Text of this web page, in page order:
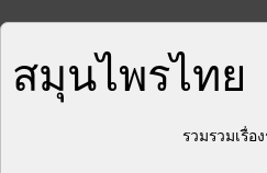
สมุนไพรไทย
รวมรวมเรื่อ